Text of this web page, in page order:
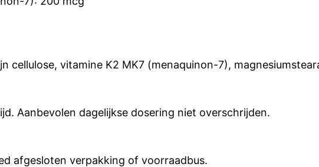
cellulose, vitamine K2 MK7 (menaquinon-7),
Aanbevolen dagelijkse dosering niet overschrijden.
afgesloten verpakking of voorraadbus.